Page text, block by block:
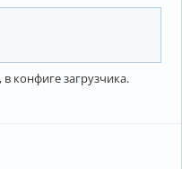
конфиге загрузчика.